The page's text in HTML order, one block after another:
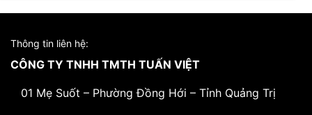
Thông tin liên hệ:
CÔNG TY TNHH TMTH TUẤN VIỆT
01 Mẹ Suốt – Phường Đồng Hới – Tỉnh Quảng Trị